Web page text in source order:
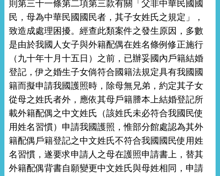
則第三十一條第二項第三款有關「父非中華民國國
民，母為中華民國國民者，其子女姓氏之規定」，
致造成處理困擾。經查此類案件之發生原因，多數
是由於我國人女子與外籍配偶在姓名條例修正施行
（九十年十月十五日）之前，已辦妥國內戶籍結婚
登記，伊之婚生子女倘符合國籍法規定具有我國國
籍而擬申請我國護照時，除母無兄弟，約定其子女
從母之姓氏者外，應依其母戶籍謄本上結婚登記所
載外籍配偶之中文姓氏（該姓氏未必符合我國民使
用姓名習慣）申請我國護照，惟部分館處認為其外
籍配偶戶籍登記之中文姓氏不符合我國國民使用姓
名習慣，遂要求申請人之母在護照申請書上，替其
外籍配偶背書自願變更中文姓氏與母姓相同，申請